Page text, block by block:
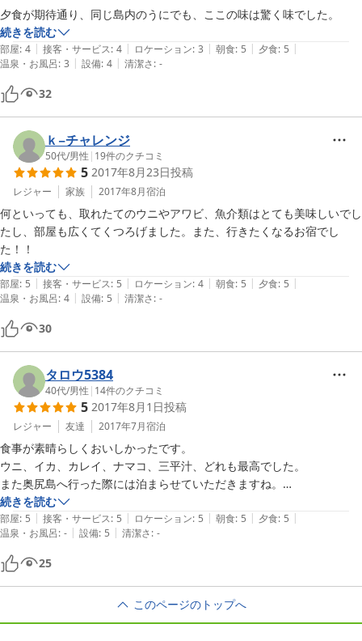
夕食が期待通り、同じ島内のうにでも、ここの味は驚く味でした。
続きを読む
部屋: 4 | 接客・サービス: 4 | ロケーション: 3 | 朝食: 5 | 夕食: 5 |
温泉・お風呂: 3 | 設備: 4 | 清潔さ: -
32
ｋ−チャレンジ
50代/男性 | 19件のクチコミ
5 2017年8月23日投稿
レジャー 家族 2017年8月宿泊
何といっても、取れたてのウニやアワビ、魚介類はとても美味しいでし
たし、部屋も広くてくつろげました。また、行きたくなるお宿でし
た！！
続きを読む
部屋: 5 | 接客・サービス: 5 | ロケーション: 4 | 朝食: 5 | 夕食: 5 |
温泉・お風呂: 4 | 設備: 5 | 清潔さ: -
30
タロウ5384
40代/男性 | 14件のクチコミ
5 2017年8月1日投稿
レジャー 友達 2017年7月宿泊
食事が素晴らしくおいしかったです。
ウニ、イカ、カレイ、ナマコ、三平汁、どれも最高でした。
また奥尻島へ行った際には泊まらせていただきますね。
ありがとうございました。
続きを読む
部屋: 5 | 接客・サービス: 5 | ロケーション: 5 | 朝食: 5 | 夕食: 5 |
温泉・お風呂: - | 設備: 5 | 清潔さ: -
25
このページのトップへ